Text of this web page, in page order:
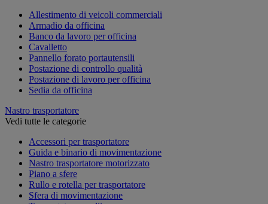
Allestimento di veicoli commerciali
Armadio da officina
Banco da lavoro per officina
Cavalletto
Pannello forato portautensili
Postazione di controllo qualità
Postazione di lavoro per officina
Sedia da officina
Nastro trasportatore
Vedi tutte le categorie
Accessori per trasportatore
Guida e binario di movimentazione
Nastro trasportatore motorizzato
Piano a sfere
Rullo e rotella per trasportatore
Sfera di movimentazione